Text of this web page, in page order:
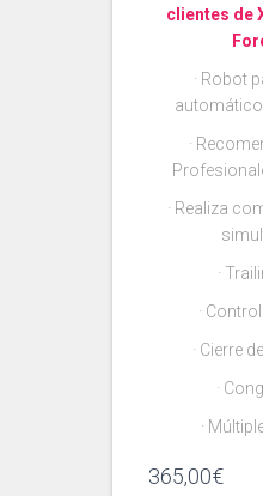
clientes de
· Robot
·
· Realiza
·
·
· Cierre
·
·
365,00€